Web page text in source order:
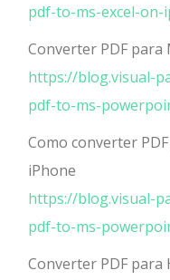
pdf-to-ms-excel-on-
Converter PDF para
https://blog.visual-
pdf-to-ms-
Como converter
iPhone
https://blog.visual-
pdf-to-ms-
Converter PDF para